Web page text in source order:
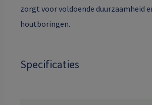
zorgt voor voldoende duurzaamheid
houtboringen.
Specificaties